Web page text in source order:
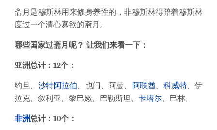
斋月是穆斯林用来修身养性的，非穆斯林得陪着穆斯林
度过一个清心寡欲的斋月。
哪些国家过斋月呢？ 让我们来看一下：
亚洲总计：12个：
约旦、 沙特阿拉伯、也门、阿曼、 阿联酋、科威特、伊
拉克、叙利亚、黎巴嫩、巴勒斯坦、 卡塔尔、巴林。
非洲总计：10个：